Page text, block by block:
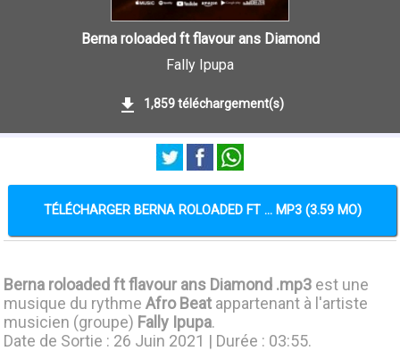
Berna roloaded ft flavour ans Diamond
Fally Ipupa
1,859 téléchargement(s)
TÉLÉCHARGER BERNA ROLOADED FT ... MP3 (3.59 MO)
Berna roloaded ft flavour ans Diamond .mp3 est une
musique du rythmeAfro Beat appartenant à l'artiste
musicien (groupe) Fally Ipupa.
Date de Sortie : 26 Juin 2021 | Durée : 03:55.